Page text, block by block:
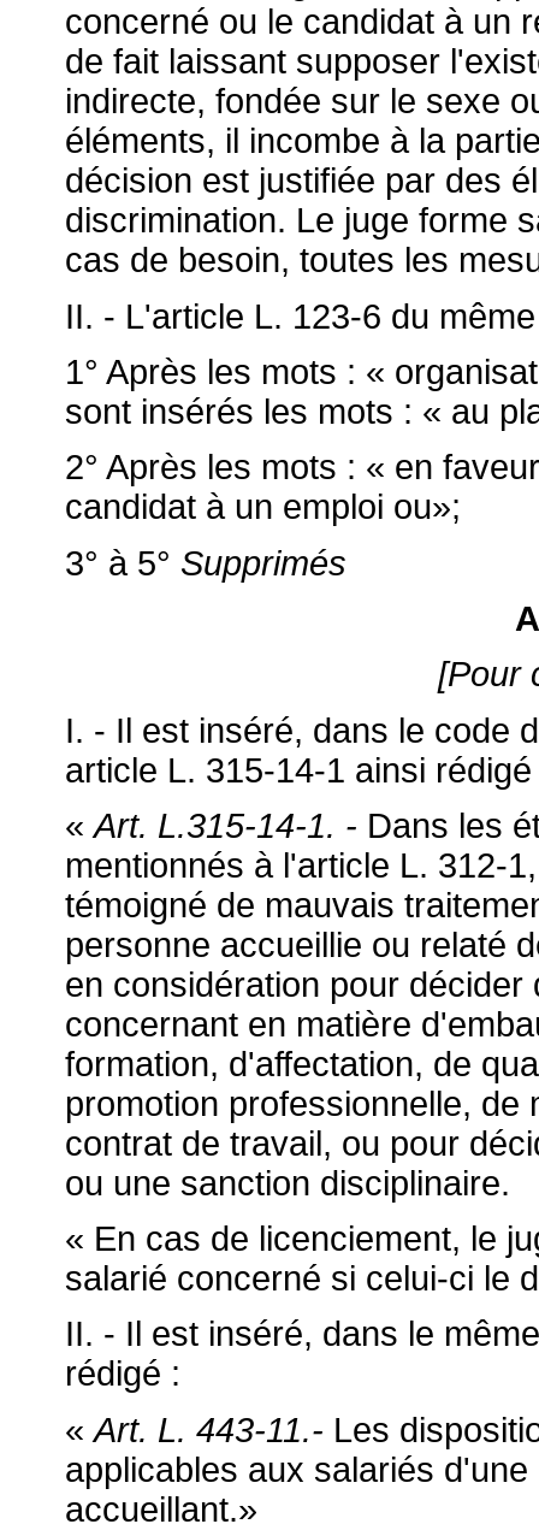
concerné ou le candidat à un
de fait laissant supposer
indirecte, fondée sur le sexe
éléments, il incombe à la
décision est justifiée par des
discrimination. Le juge forme
cas de besoin, toutes les
II. - L'article L. 123-6 du
1° Après les mots : «
sont insérés les mots : « au
2° Après les mots : « en
candidat à un emploi ou»;
3° à 5° Supprimés
[Pour
I. - Il est inséré, dans le code
article L. 315-14-1 ainsi rédigé
«Art. L.315-14-1. - Dans les
mentionnés à l'article L. 312-
témoigné de mauvais
personne accueillie ou relaté
en considération pour
concernant en matière
formation, d'affectation, de
promotion professionnelle, de
contrat de travail, ou pour
ou une sanction disciplinaire.
« En cas de licenciement, le
salarié concerné si celui-ci le
II. - Il est inséré, dans le
rédigé :
«Art. L. 443-11.- Les
applicables aux salariés
accueillant.»